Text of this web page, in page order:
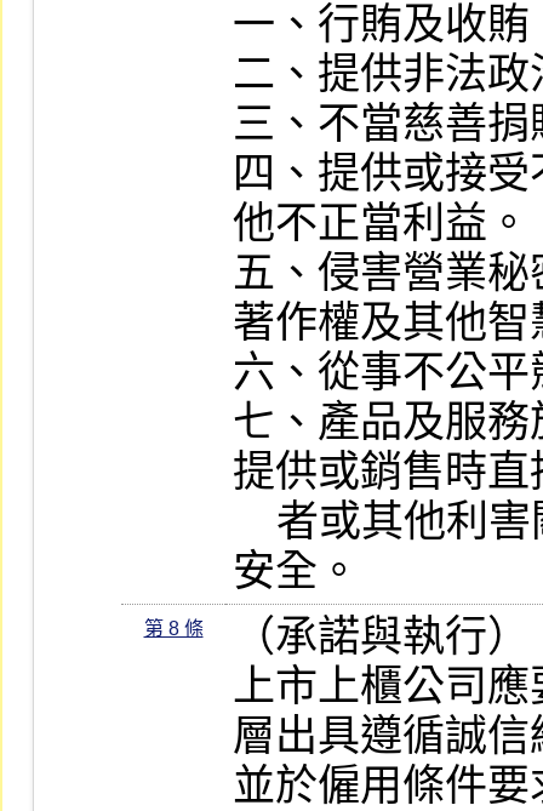
一、行賄及收賄
二、提供非法
三、不當慈善
四、提供或接
他不正當利益。
五、侵害營業
著作權及其他
六、從事不公
七、產品及服
提供或銷售時
安全。
第 8 條
（承諾與執行）
上市上櫃公司
層出具遵循誠
並於僱用條件